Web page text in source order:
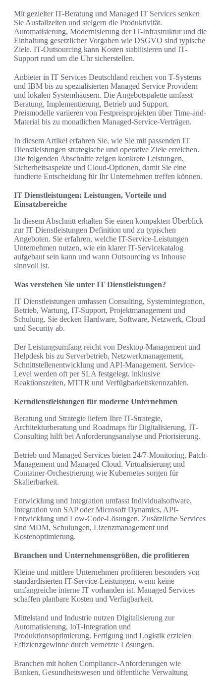
Mit gezielter IT-Beratung und Managed IT Services senken
Sie Ausfallzeiten und steigern die Produktivität.
Automatisierung, Modernisierung der IT-Infrastruktur und die
Einhaltung gesetzlicher Vorgaben wie DSGVO sind typische
Ziele. IT-Outsourcing kann Kosten stabilisieren und IT-
Support rund um die Uhr sicherstellen.
Anbieter in IT Services Deutschland reichen von T-Systems
und IBM bis zu spezialisierten Managed Service Providern
und lokalen Systemhäusern. Die Angebotspalette umfasst
Beratung, Implementierung, Betrieb und Support.
Preismodelle variieren von Festpreisprojekten über Time-and-
Material bis zu monatlichen Managed-Service-Verträgen.
In diesem Artikel erfahren Sie, wie Sie mit passenden IT
Dienstleistungen strategische und operative Ziele erreichen.
Die folgenden Abschnitte zeigen konkrete Leistungen,
Sicherheitsaspekte und Cloud‑Optionen, damit Sie eine
fundierte Entscheidung für Ihr Unternehmen treffen können.
IT Dienstleistungen: Leistungen, Vorteile und
Einsatzbereiche
In diesem Abschnitt erhalten Sie einen kompakten Überblick
zur IT Dienstleistungen Definition und zu typischen
Angeboten. Sie erfahren, welche IT-Service-Leistungen
Unternehmen nutzen, wie ein klarer IT-Servicekatalog
aufgebaut sein kann und wann Outsourcing vs Inhouse
sinnvoll ist.
Was verstehen Sie unter IT Dienstleistungen?
IT Dienstleistungen umfassen Consulting, Systemintegration,
Betrieb, Wartung, IT-Support, Projektmanagement und
Schulung. Sie decken Hardware, Software, Netzwerk, Cloud
und Security ab.
Der Leistungsumfang reicht von Desktop-Management und
Helpdesk bis zu Serverbetrieb, Netzwerkmanagement,
Schnittstellenentwicklung und API-Management. Service-
Level werden oft per SLA festgelegt, inklusive
Reaktionszeiten, MTTR und Verfügbarkeitskennzahlen.
Kerndienstleistungen für moderne Unternehmen
Beratung und Strategie liefern Ihre IT-Strategie,
Architekturberatung und Roadmaps für Digitalisierung. IT-
Consulting hilft bei Anforderungsanalyse und Priorisierung.
Betrieb und Managed Services bieten 24/7-Monitoring, Patch-
Management und Managed Cloud. Virtualisierung und
Container-Orchestrierung wie Kubernetes sorgen für
Skalierbarkeit.
Entwicklung und Integration umfasst Individualsoftware,
Integration von SAP oder Microsoft Dynamics, API-
Entwicklung und Low-Code-Lösungen. Zusätzliche Services
sind MDM, Schulungen, Lizenzmanagement und
Kostenoptimierung.
Branchen und Unternehmensgrößen, die profitieren
Kleine und mittlere Unternehmen profitieren besonders von
standardisierten IT-Service-Leistungen, wenn keine
umfangreiche interne IT vorhanden ist. Managed Services
schaffen planbare Kosten und Verfügbarkeit.
Mittelstand und Industrie nutzen Digitalisierung zur
Automatisierung, IoT-Integration und
Produktionsoptimierung. Fertigung und Logistik erzielen
Effizienzgewinne durch vernetzte Lösungen.
Branchen mit hohen Compliance-Anforderungen wie
Banken, Gesundheitswesen und öffentliche Verwaltung